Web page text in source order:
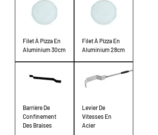
Filet À Pizza En
Aluminium 30cm
Filet À Pizza En
Aluminium 28cm
Barrière De
Confinement
Des Braises
Levier De
Vitesses En
Acier